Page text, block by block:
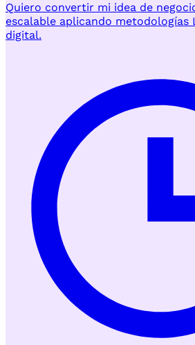
Quiero convertir mi idea de
escalable aplicando metodologías
digital.